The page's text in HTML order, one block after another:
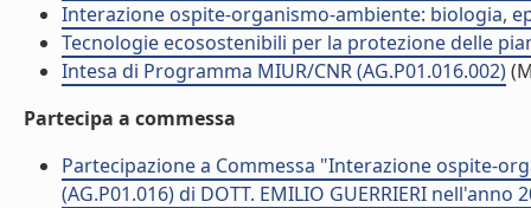
Interazione ospite-organismo-ambiente: biologia,
Tecnologie ecosostenibili per la protezione delle
Intesa di Programma MIUR/CNR (AG.P01.016.002)
Partecipa a commessa
Partecipazione a Commessa "Interazione ospite-
(AG.P01.016) di DOTT. EMILIO GUERRIERI nell'anno